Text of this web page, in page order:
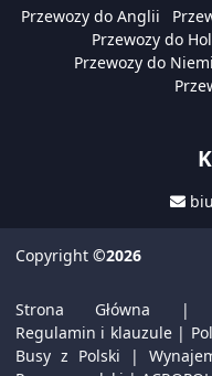
Przewozy do Anglii
Przewozy do
Przewozy do
Copyright ©2026
Strona Główna |
Regulamin i klauzule|
Busy z Polski |